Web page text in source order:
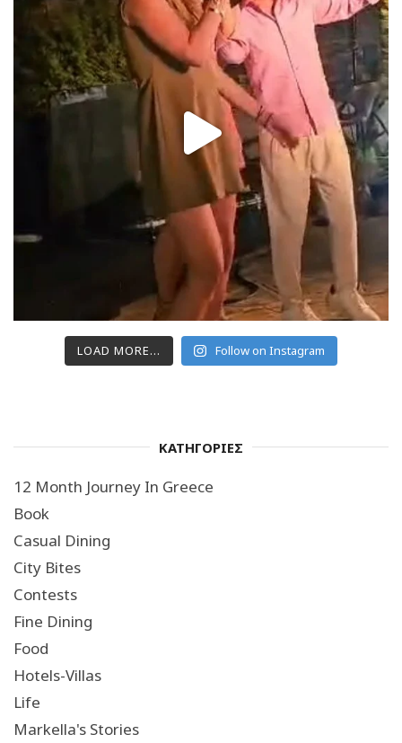
LOAD MORE... Follow on Instagram
ΚΑΤΗΓΟΡΙΕΣ
12 Month Journey In Greece
Book
Casual Dining
City Bites
Contests
Fine Dining
Food
Hotels-Villas
Life
Markella's Stories